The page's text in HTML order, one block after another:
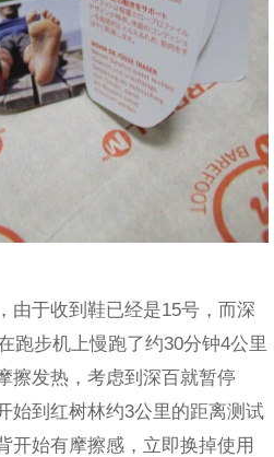
由于收到鞋已经是15号，而深
跑步机上慢跑了约30分钟4公里
擦发热，考虑到深百就暂停
始到红树林约3公里的距离测试
开始有摩擦感，立即换掉使用